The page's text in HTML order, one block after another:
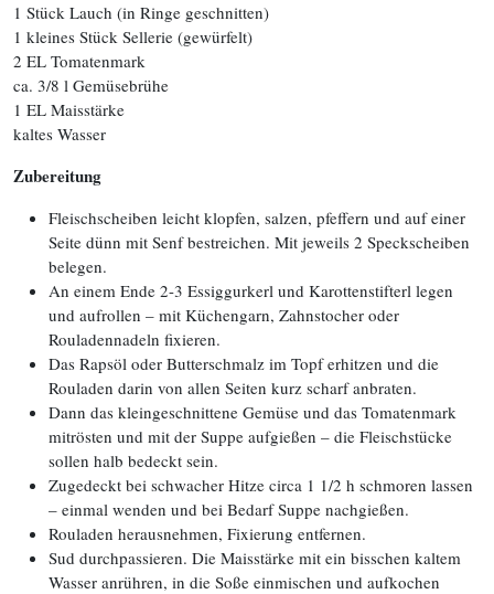
1 Stück Lauch (in Ringe geschnitten)
1 kleines Stück Sellerie (gewürfelt)
2 EL Tomatenmark
ca. 3/8 l Gemüsebrühe
1 EL Maisstärke
kaltes Wasser
Zubereitung
Fleischscheiben leicht klopfen, salzen, pfeffern und auf einer
Seite dünn mit Senf bestreichen. Mit jeweils 2 Speckscheiben
belegen.
An einem Ende 2-3 Essiggurkerl und Karottenstifterl legen
und aufrollen – mit Küchengarn, Zahnstocher oder
Rouladennadeln fixieren.
Das Rapsöl oder Butterschmalz im Topf erhitzen und die
Rouladen darin von allen Seiten kurz scharf anbraten.
Dann das kleingeschnittene Gemüse und das Tomatenmark
mitrösten und mit der Suppe aufgießen – die Fleischstücke
sollen halb bedeckt sein.
Zugedeckt bei schwacher Hitze circa 1 1/2 h schmoren lassen
– einmal wenden und bei Bedarf Suppe nachgießen.
Rouladen herausnehmen, Fixierung entfernen.
Sud durchpassieren. Die Maisstärke mit ein bisschen kaltem
Wasser anrühren, in die Soße einmischen und aufkochen